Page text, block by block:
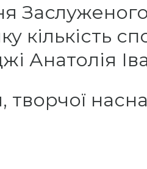
кількість
Анатолія